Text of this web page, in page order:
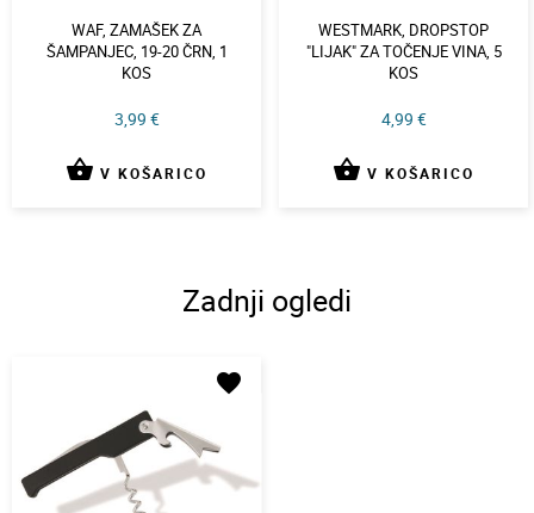
WAF, ZAMAŠEK ZA
ŠAMPANJEC, 19-20 ČRN, 1
KOS
3,99 €
shopping_basket V KOŠARICO
WESTMARK, DROPSTOP
"LIJAK" ZA TOČENJE VINA, 5
KOS
4,99 €
shopping_basket V KOŠARICO
Zadnji ogledi
favorite